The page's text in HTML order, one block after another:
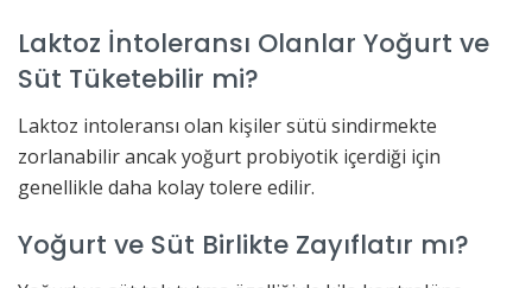
Laktoz İntoleransı Olanlar Yoğurt ve
Süt Tüketebilir mi?
Laktoz intoleransı olan kişiler sütü sindirmekte
zorlanabilir ancak yoğurt probiyotik içerdiği için
genellikle daha kolay tolere edilir.
Yoğurt ve Süt Birlikte Zayıflatır mı?